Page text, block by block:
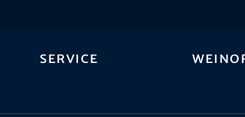
Service